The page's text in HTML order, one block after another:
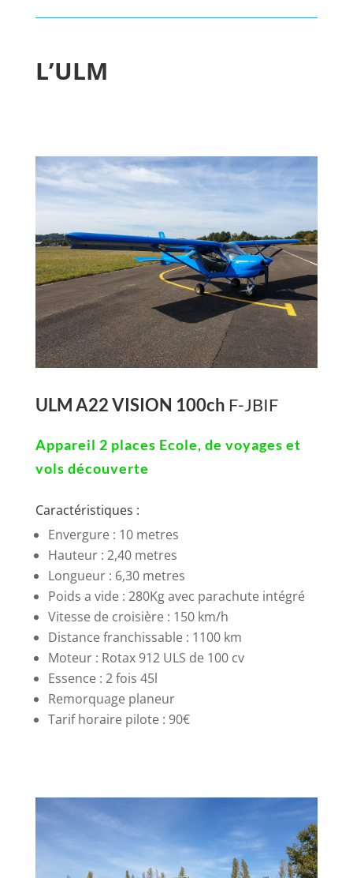
L’ULM
ULM A22 VISION 100ch F-JBIF
Appareil 2 places Ecole, de voyages et
vols découverte
Caractéristiques :
Envergure : 10 metres
Hauteur : 2,40 metres
Longueur : 6,30 metres
Poids a vide : 280Kg avec parachute intégré
Vitesse de croisière : 150 km/h
Distance franchissable : 1100 km
Moteur : Rotax 912 ULS de 100 cv
Essence : 2 fois 45l
Remorquage planeur
Tarif horaire pilote : 90€